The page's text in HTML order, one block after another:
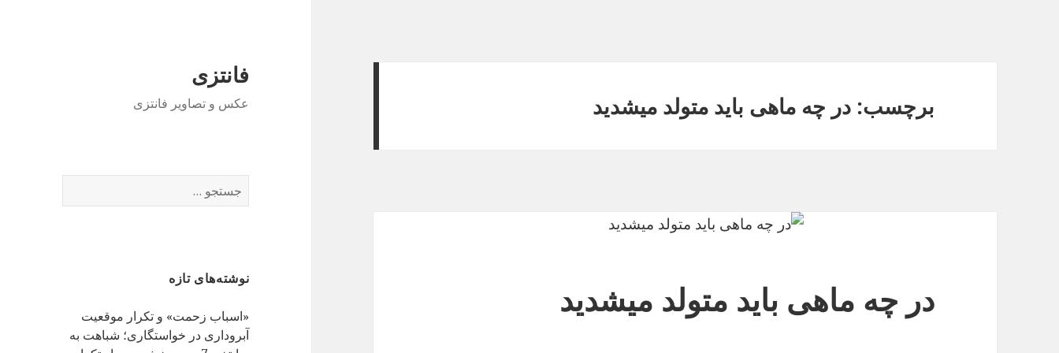
فانتزی
عکس و تصاویر فانتزی
س
ب
ا
ی
نوشته‌های تازه
«اسباب زحمت» و تکرار موقعیت
آبروداری در خواستگاری؛ شباهت به
برچسب: در چه ماهی باید متولد میشدید
در چه ماهی باید متولد میشدید